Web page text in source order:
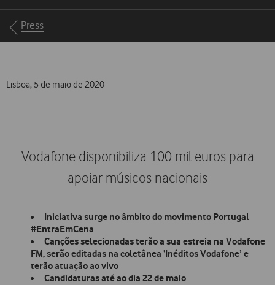
Breadcrumbs
Press
Lisboa, 5 de maio de 2020
Vodafone disponibiliza 100 mil euros para
apoiar músicos nacionais
Iniciativa surge no âmbito do movimento Portugal
#EntraEmCena
Canções selecionadas terão a sua estreia na Vodafone
FM, serão editadas na coletânea ‘Inéditos Vodafone’ e
terão atuação ao vivo
Candidaturas até ao dia 22 de maio